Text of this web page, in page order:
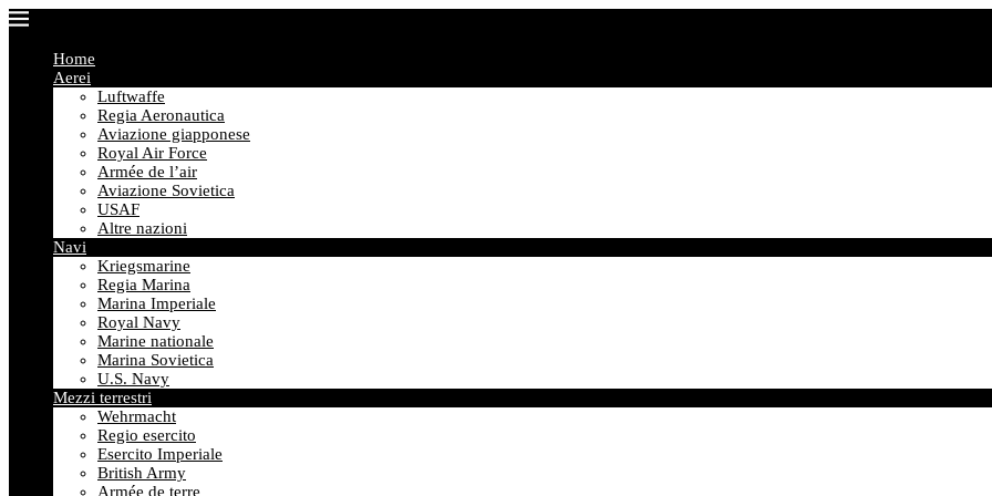
Home
Aerei
Luftwaffe
Regia Aeronautica
Aviazione giapponese
Royal Air Force
Armée de l’air
Aviazione Sovietica
USAF
Altre nazioni
Navi
Kriegsmarine
Regia Marina
Marina Imperiale
Royal Navy
Marine nationale
Marina Sovietica
U.S. Navy
Mezzi terrestri
Wehrmacht
Regio esercito
Esercito Imperiale
British Army
Armée de terre